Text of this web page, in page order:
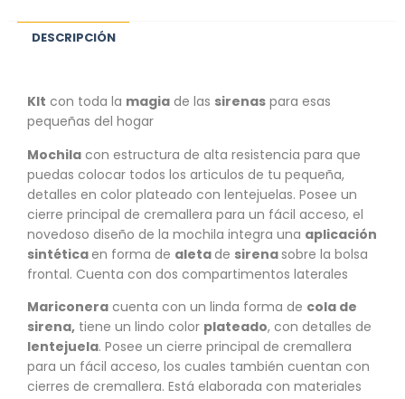
DESCRIPCIÓN
KIt con toda la magia de las sirenas para esas
pequeñas del hogar
Mochila con estructura de alta resistencia para que
puedas colocar todos los articulos de tu pequeña,
detalles en color plateado con lentejuelas. Posee un
cierre principal de cremallera para un fácil acceso, el
novedoso diseño de la mochila integra una aplicación
sintéticaen forma de aletade sirenasobre la bolsa
frontal. Cuenta con dos compartimentos laterales
Mariconera cuenta con un linda forma de cola de
sirena, tiene un lindo color plateado, con detalles de
lentejuela. Posee un cierre principal de cremallera
para un fácil acceso, los cuales también cuentan con
cierres de cremallera. Está elaborada con materiales